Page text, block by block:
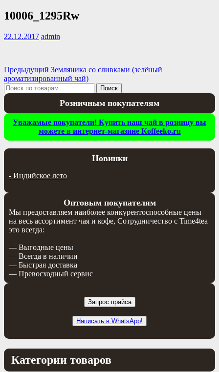
10006_1295Rw
22.12.2017 admin
Навигация
по
записям
Предыдущий Предыдущая
запись:
Земляника со сливками (зелёный
ароматизированный чай)
Искать:
Поиск
Розничным покупателям
Уважамые покупатели! Купить наш чай в розницу вы
можете в интернет-магазине Koffeeko.ru
Новинки
- Индийское лето
Оптовым покупателям
Мы предоставляем наиболее конкурентоспособные цены
на весь ассортимент чая и кофе, Сотрудничество с Time4tea
это всегда:
— Выгодные цены
— Всегда в наличии
— Быстрая доставка
— Превосходный сервис
Запрос прайса
Написать в WhatsApp!
Категории товаров